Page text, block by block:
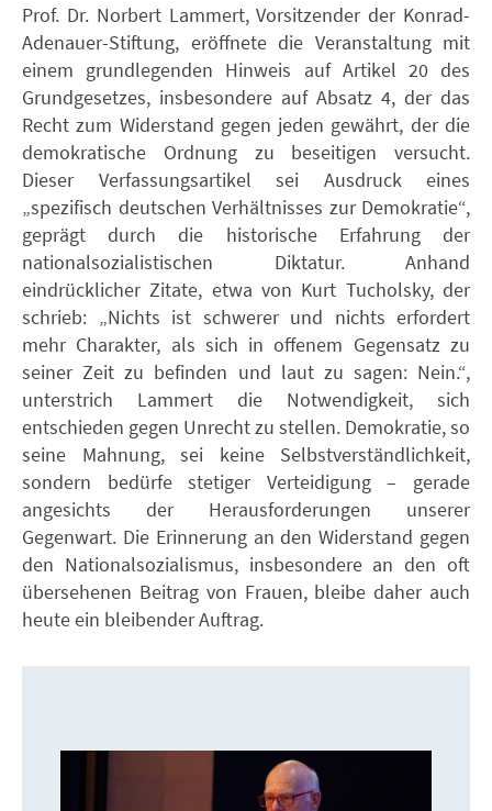
Prof. Dr. Norbert Lammert, Vorsitzender der Konrad-
Adenauer-Stiftung, eröffnete die Veranstaltung mit
einem grundlegenden Hinweis auf Artikel 20 des
Grundgesetzes, insbesondere auf Absatz 4, der das
Recht zum Widerstand gegen jeden gewährt, der die
demokratische Ordnung zu beseitigen versucht.
Dieser Verfassungsartikel sei Ausdruck eines
„spezifisch deutschen Verhältnisses zur Demokratie“,
geprägt durch die historische Erfahrung der
nationalsozialistischen Diktatur. Anhand
eindrücklicher Zitate, etwa von Kurt Tucholsky, der
schrieb: „Nichts ist schwerer und nichts erfordert
mehr Charakter, als sich in offenem Gegensatz zu
seiner Zeit zu befinden und laut zu sagen: Nein.“,
unterstrich Lammert die Notwendigkeit, sich
entschieden gegen Unrecht zu stellen. Demokratie, so
seine Mahnung, sei keine Selbstverständlichkeit,
sondern bedürfe stetiger Verteidigung – gerade
angesichts der Herausforderungen unserer
Gegenwart. Die Erinnerung an den Widerstand gegen
den Nationalsozialismus, insbesondere an den oft
übersehenen Beitrag von Frauen, bleibe daher auch
heute ein bleibender Auftrag.